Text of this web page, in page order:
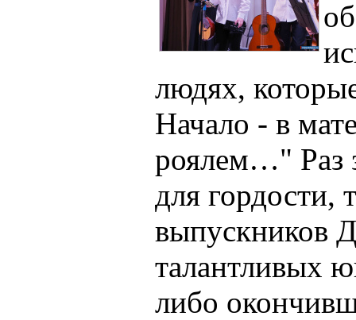
людях,
Начало - в
роялем…" Раз
для гордости,
выпускников
талантливых
либо